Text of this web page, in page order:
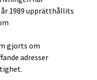
1989 upprätthållits
gjorts om
adresser